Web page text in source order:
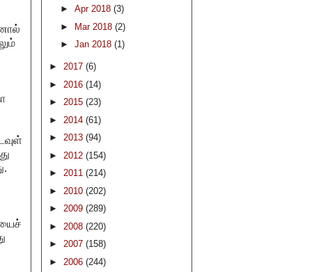
► Apr 2018 (3)
►
Mar 2018 (2)
► Jan 2018 (1)
► 2017 (6)
► 2016 (14)
► 2015 (23)
► 2014 (61)
► 2013 (94)
► 2012 (154)
► 2011 (214)
► 2010 (202)
► 2009 (289)
► 2008 (220)
► 2007 (158)
► 2006 (244)